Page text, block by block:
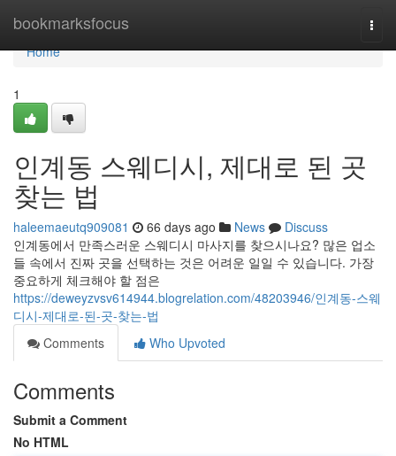
bookmarksfocus
Home
Home
1
인계동 스웨디시, 제대로 된 곳
찾는 법
haleemaeutq909081 66 days ago News
Discuss
인계동에서 만족스러운 스웨디시 마사지를 찾으시나요? 많은 업소
들 속에서 진짜 곳을 선택하는 것은 어려운 일일 수 있습니다. 가장
중요하게 체크해야 할 점은
https://deweyzvsv614944.blogrelation.com/48203946/인계동-스웨
디시-제대로-된-곳-찾는-법
Comments
Who Upvoted
Comments
Submit a Comment
No HTML